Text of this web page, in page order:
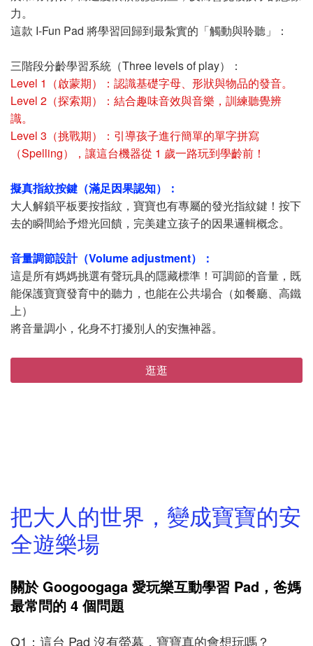
力。
這款 I-Fun Pad 將學習回歸到最紮實的「觸動與聆聽」：
三階段分齡學習系統（Three levels of play）：
Level 1（啟蒙期）：認識基礎字母、形狀與物品的發音。
Level 2（探索期）：結合趣味音效與音樂，訓練聽覺辨
識。
Level 3（挑戰期）：引導孩子進行簡單的單字拼寫
（Spelling），讓這台機器從 1 歲一路玩到學齡前！
擬真指紋按鍵（滿足因果認知）：
大人解鎖平板要按指紋，寶寶也有專屬的發光指紋鍵！按下
去的瞬間給予燈光回饋，完美建立孩子的因果邏輯概念。
音量調節設計（Volume adjustment）：
這是所有媽媽挑選有聲玩具的隱藏標準！可調節的音量，既
能保護寶寶發育中的聽力，也能在公共場合（如餐廳、高鐵
上）
將音量調小，化身不打擾別人的安撫神器。
逛逛
把大人的世界，變成寶寶的安
全遊樂場
關於 Googoogaga 愛玩樂互動學習 Pad，爸媽
最常問的 4 個問題
Q1：這台 Pad 沒有螢幕，寶寶真的會想玩嗎？